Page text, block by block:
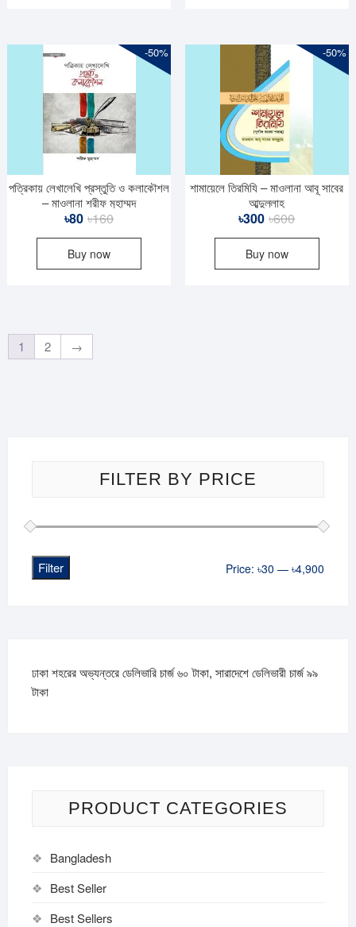
-50%
পত্রিকায় লেখালেখি প্রস্তুতি ও কলাকৌশল
– মাওলানা শরীফ মুহাম্মদ
৳160Original
price
৳160.
৳80
Current
price
৳80.
Buy now
-50%
শামায়েলে তিরমিযি – মাওলানা আবূ সাবের
আব্দুল্লাহ
৳600Original
price
৳600.
৳300
Current
price
৳300.
Buy now
1 2 →
FILTER BY PRICE
Filter Price:৳30 —৳4,900
ঢাকা শহরের অভ্যন্তরে ডেলিভারি চার্জ ৬০ টাকা, সারাদেশে ডেলিভারী চার্জ ৯৯
টাকা
PRODUCT CATEGORIES
Bangladesh
Best Seller
Best Sellers